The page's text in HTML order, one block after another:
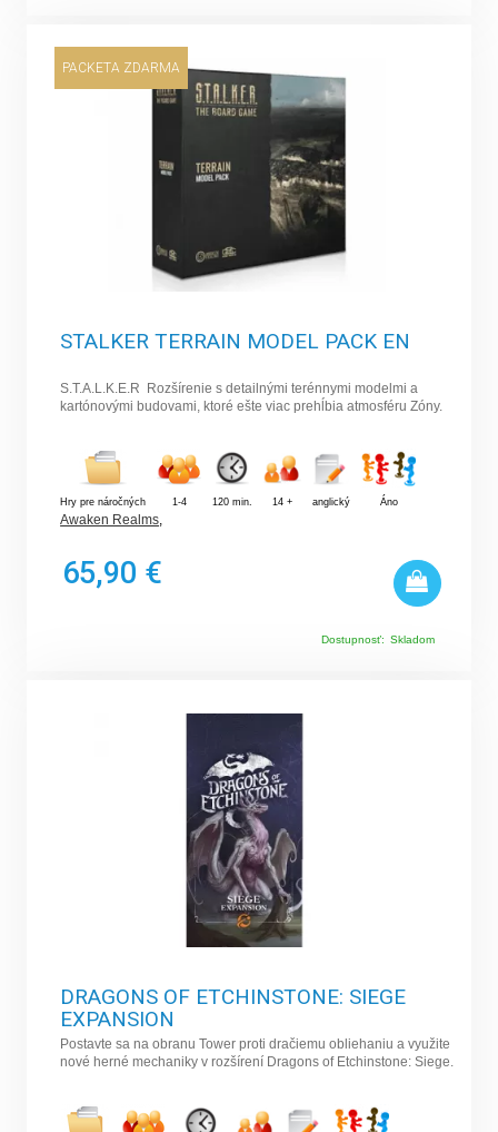
PACKETA ZDARMA
STALKER TERRAIN MODEL PACK EN
S.T.A.L.K.E.R Rozšírenie s detailnými terénnymi modelmi a
kartónovými budovami, ktoré ešte viac prehĺbia atmosféru Zóny.
Hry pre náročných 1-4 120 min. 14 + anglický Áno
Awaken Realms,
65,90 €
Dostupnosť: Skladom
DRAGONS OF ETCHINSTONE: SIEGE
EXPANSION
Postavte sa na obranu Tower proti dračiemu obliehaniu a využite
nové herné mechaniky v rozšírení Dragons of Etchinstone: Siege.